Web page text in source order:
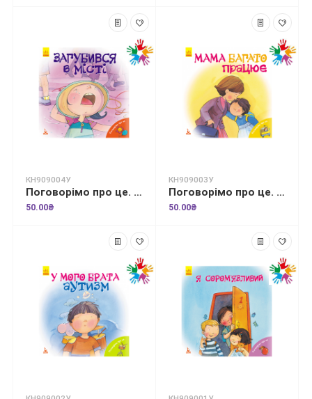
КН909004У
Поговорімо про це. Загубився в місті
50.00₴
КН909003У
Поговорімо про це. Мама багато працює
50.00₴